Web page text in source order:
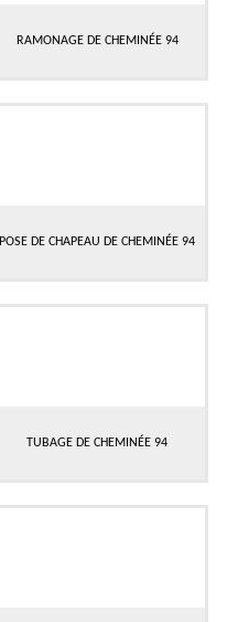
RAMONAGE DE CHEMINÉE 94
POSE DE CHAPEAU DE CHEMINÉE 94
TUBAGE DE CHEMINÉE 94